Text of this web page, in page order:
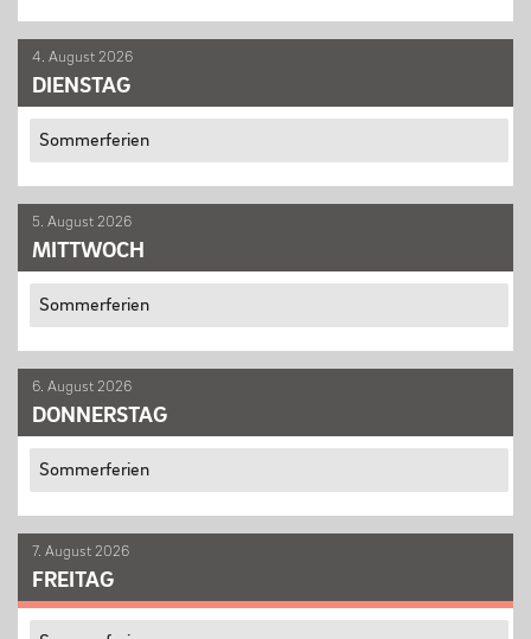
LEBEN
13plus Nachmittagsangebot
Austausche und Fahrten
Europa
Berufliche Orientierung
LERNEN
Fächer
Erprobungsstufe
Mittelstufe
4. August 2026
DIENSTAG
Sommerferien
5. August 2026
MITTWOCH
Sommerferien
6. August 2026
DONNERSTAG
Sommerferien
7. August 2026
FREITAG